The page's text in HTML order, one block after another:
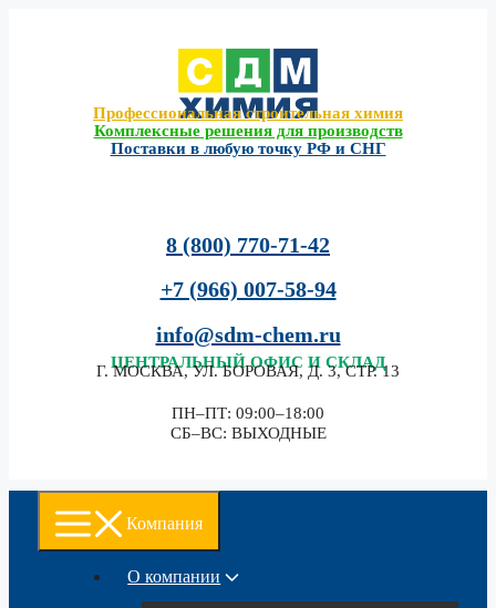
Профессиональная строительная химия
Комплексные решения для производств
Поставки в любую точку РФ и СНГ
8 (800) 770-71-42
+7 (966) 007-58-94
info@sdm-chem.ru
ЦЕНТРАЛЬНЫЙ ОФИС И СКЛАД
Г. МОСКВА, УЛ. БОРОВАЯ, Д. 3, СТР. 13
ПН–ПТ: 09:00–18:00
СБ–ВС: ВЫХОДНЫЕ
Компания
О компании